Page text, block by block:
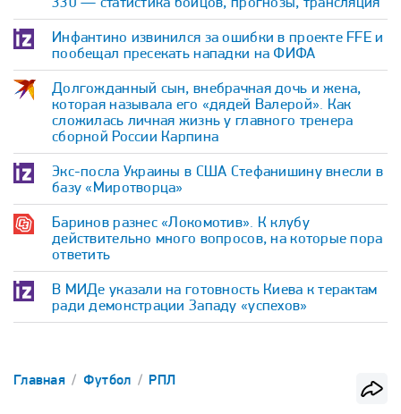
Инфантино извинился за ошибки в проекте FFE и
пообещал пресекать нападки на ФИФА
Долгожданный сын, внебрачная дочь и жена,
которая называла его «дядей Валерой». Как
сложилась личная жизнь у главного тренера
сборной России Карпина
Экс-посла Украины в США Стефанишину внесли в
базу «Миротворца»
Баринов разнес «Локомотив». К клубу
действительно много вопросов, на которые пора
ответить
В МИДе указали на готовность Киева к терактам
ради демонстрации Западу «успехов»
Главная Футбол РПЛ